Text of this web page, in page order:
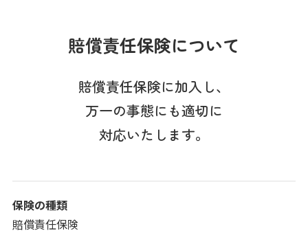
賠償責任保険について
賠償責任保険に加入し、
万一の事態にも適切に
対応いたします。
保険の種類
賠償責任保険